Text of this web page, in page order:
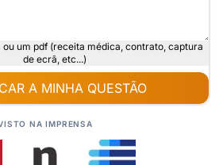
um pdf (receita médica, contrato, captura
de ecrã, etc...)
A MINHA QUESTÃO
NA IMPRENSA